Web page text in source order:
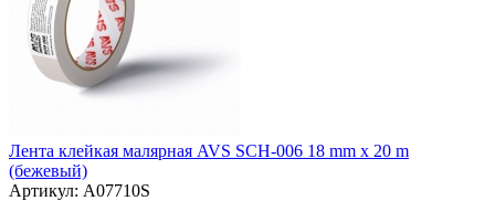
Лента клейкая малярная AVS SCH-006 18 mm x 20 m
(бежевый)
Артикул: A07710S